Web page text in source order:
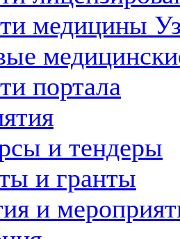
медицины
портала
и тендеры
и гранты
и